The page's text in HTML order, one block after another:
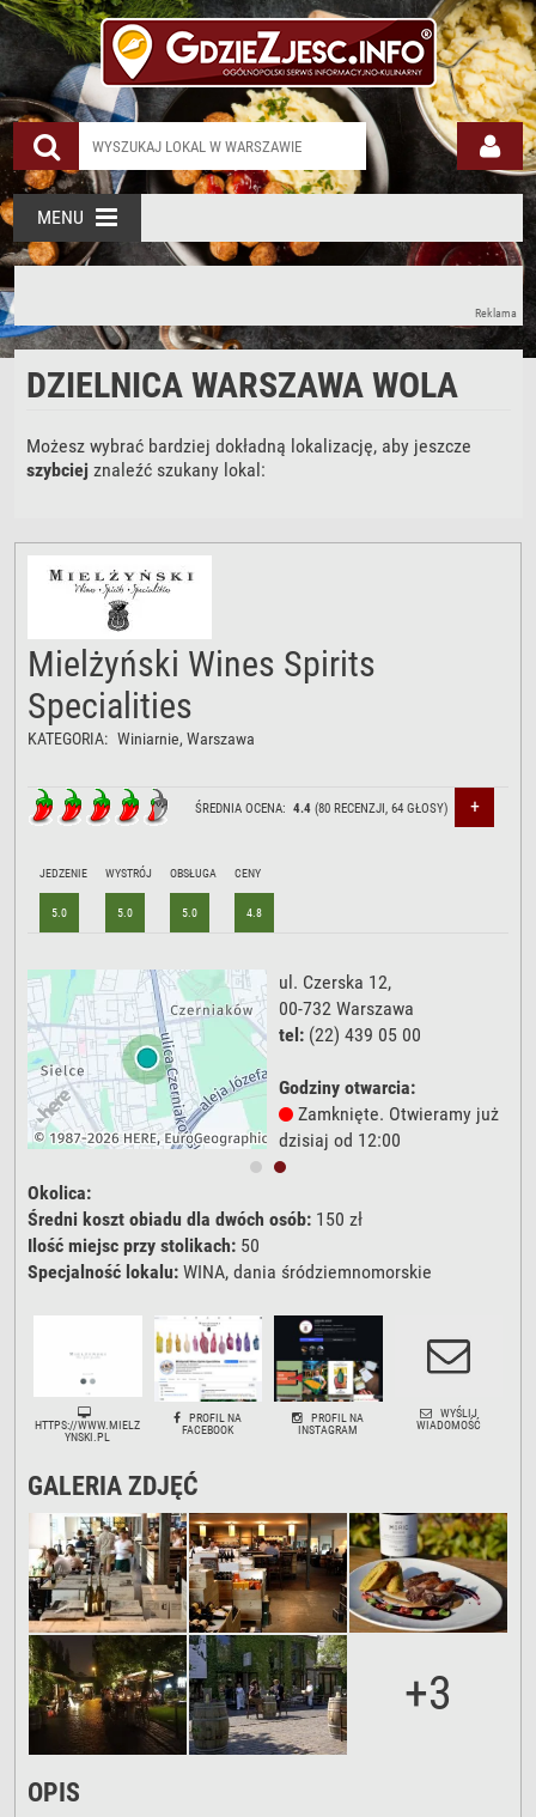
Restauracje Warszawa Wola
MENU
Reklama
DZIELNICA WARSZAWA WOLA
Możesz wybrać bardziej dokładną lokalizację, aby jeszcze
szybciej znaleźć szukany lokal:
Mielżyński Wines Spirits
Specialities
KATEGORIA: Winiarnie, Warszawa
ŚREDNIA OCENA:4.4 (80 RECENZJI,64 GŁOSY) +
JEDZENIE
5.0
WYSTRÓJ
5.0
OBSŁUGA
5.0
CENY
4.8
ul. Czerska 12,
00-732 Warszawa
tel: (22) 439 05 00
Godziny otwarcia:
Zamknięte. Otwieramy już
dzisiaj od 12:00
Okolica:
Średni koszt obiadu dla dwóch osób: 150 zł
Ilość miejsc przy stolikach: 50
Specjalność lokalu: WINA, dania śródziemnomorskie
HTTPS://WWW.MIELZ
YNSKI.PL
PROFIL NA
FACEBOOK
PROFIL NA
INSTAGRAM
WYŚLIJ
WIADOMOŚĆ
GALERIA ZDJĘĆ
+3
OPIS